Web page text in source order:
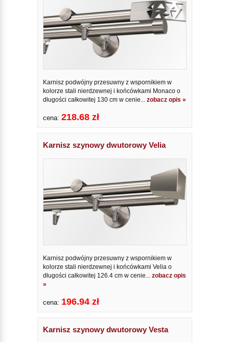
Karnisz podwójny przesuwny z wspornikiem w
kolorze stali nierdzewnej i końcówkami Monaco o
długości całkowitej 130 cm w cenie... zobacz opis »
cena: 218.68 zł
Karnisz szynowy dwutorowy Velia
Karnisz podwójny przesuwny z wspornikiem w
kolorze stali nierdzewnej i końcówkami Velia o
długości całkowitej 126.4 cm w cenie... zobacz opis
»
cena: 196.94 zł
Karnisz szynowy dwutorowy Vesta